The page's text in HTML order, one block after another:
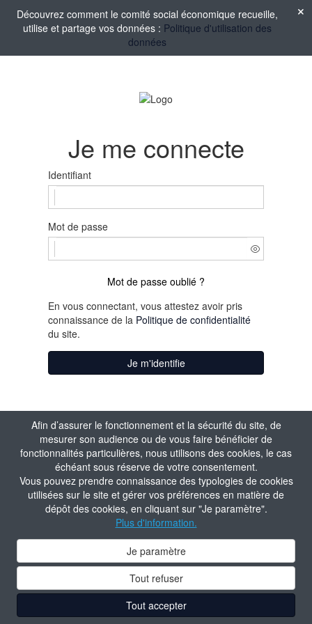
Afin d’assurer le fonctionnement et la sécurité du site, de
mesurer son audience ou de vous faire bénéficier de
fonctionnalités particulières, nous utilisons des cookies, le cas
échéant sous réserve de votre consentement.
Vous pouvez prendre connaissance des typologies de cookies
utilisées sur le site et gérer vos préférences en matière de
dépôt des cookies, en cliquant sur "Je paramètre".
Plus d'information.
Je paramètre
Tout refuser
Tout accepter
Découvrez comment le comité social économique recueille,
utilise et partage vos données : Politique d'utilisation des
données
Je me connecte
Identifiant
Mot de passe
Mot de passe oublié ?
En vous connectant, vous attestez avoir pris
connaissance de la Politique de confidentialité
du site.
Je m'identifie